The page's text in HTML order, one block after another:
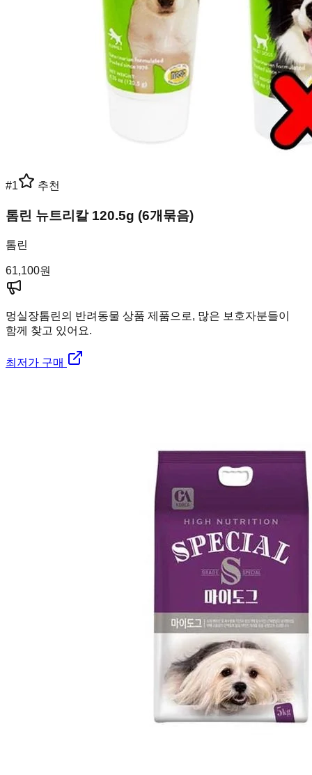
#1 추천
톰린 뉴트리칼 120.5g (6개묶음)
톰린
61,100원
멍실장톰린의 반려동물 상품 제품으로, 많은 보호자분들이
함께 찾고 있어요.
최저가 구매